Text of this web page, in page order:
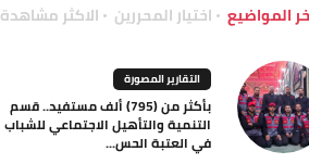
المواضيع اختيار المحررين الاكثر مشاهدة
التقارير المصورة
بأكثر من (795) ألف مستفيد.. قسم
التنمية والتأهيل الاجتماعي للشباب
في العتبة الحس...